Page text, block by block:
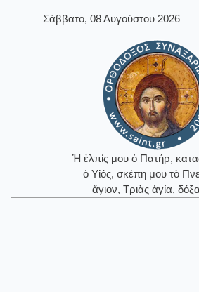
Σάββατο, 08 Αυγούστου 2026
Ἡ ἐλπίς μου ὁ Πατήρ,
ὁ Υἱός, σκέπη μου τὸ
ἅγιον, Τριὰς ἁγία,